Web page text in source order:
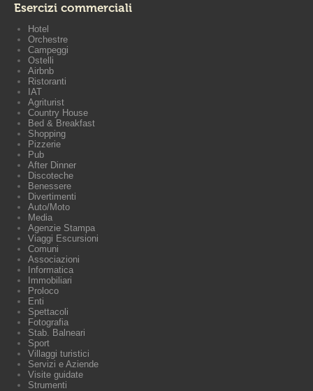
Esercizi commerciali
Hotel
Orchestre
Campeggi
Ostelli
Airbnb
Ristoranti
IAT
Agriturist
Country House
Bed & Breakfast
Shopping
Pizzerie
Pub
After Dinner
Discoteche
Benessere
Divertimenti
Auto/Moto
Media
Agenzie Stampa
Viaggi Escursioni
Comuni
Associazioni
Informatica
Immobiliari
Proloco
Enti
Spettacoli
Fotografia
Stab. Balneari
Sport
Villaggi turistici
Servizi e Aziende
Visite guidate
Strumenti